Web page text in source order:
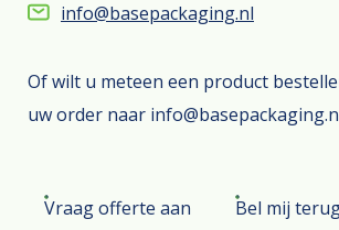
info@basepackaging.nl
Of wilt u meteen een product
uw order naar
Vraag offerte aan Bel mij